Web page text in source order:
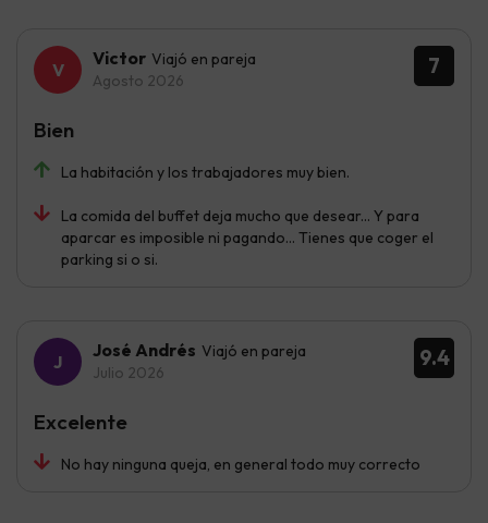
7
Victor Viajó en pareja
Agosto 2026
La habitación y los trabajadores muy bien.
La comida del buffet deja mucho que desear... Y para
aparcar es imposible ni pagando... Tienes que coger el
parking si o si.
Bien
9.4
José Andrés Viajó en pareja
Julio 2026
No hay ninguna queja, en general todo muy correcto
Excelente